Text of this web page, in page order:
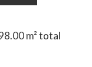
m² total